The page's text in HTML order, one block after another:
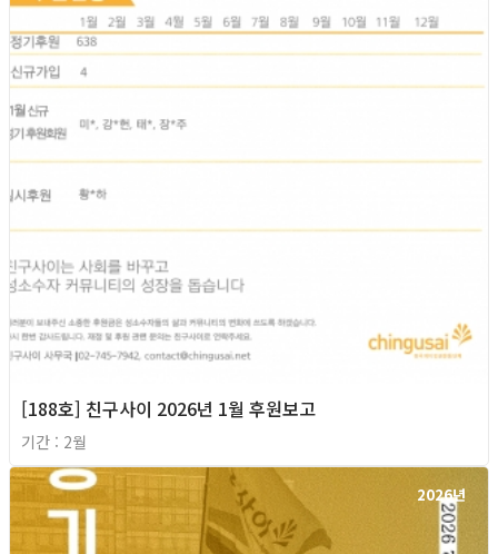
[188호] 친구사이 2026년 1월 후원보고
기간 : 2월
2026년